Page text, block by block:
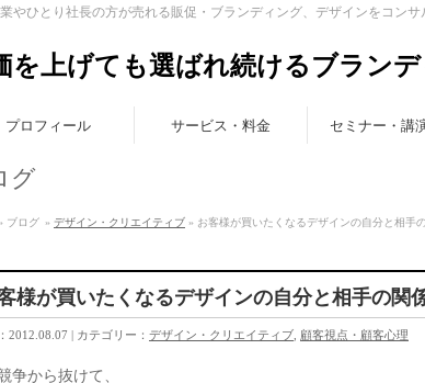
やひとり社長の方が売れる販促・ブランディング、デザインをコン
を上げても選ばれ続けるブラン
プロフィール サービス・料金 セミナー・講
グ
» ブログ » デザイン・クリエイティブ » お客様が買いたくなるデザインの自分と相手
様が買いたくなるデザインの自分と相手の関
2012.08.07 | カテゴリー： デザイン・クリエイティブ 顧客視点・顧客心理
争から抜けて、